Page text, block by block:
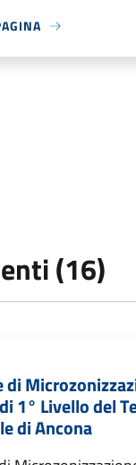
(16)
di
1° Livello del
di Ancona